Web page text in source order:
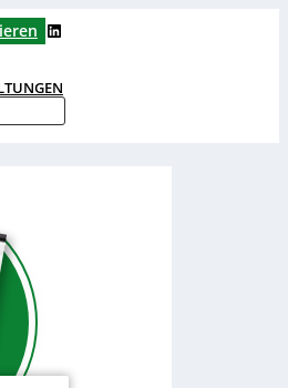
LinkedIn